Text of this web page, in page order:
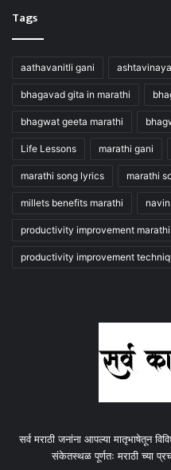
Tags
aathavanitli gani
bhagavad gita in marathi
bhagwat geeta marathi
Life Lessons marathi gani
marathi song lyrics marathi
millets benefits marathi
productivity improvement marathi
productivity improvement
सर्व मराठी जनांना आपल्या मातृभाषेतून
संकेतस्थळ पूर्णतः मराठी च्या